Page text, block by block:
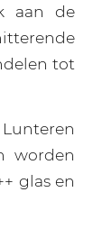
aan de
tot
worden
glas en